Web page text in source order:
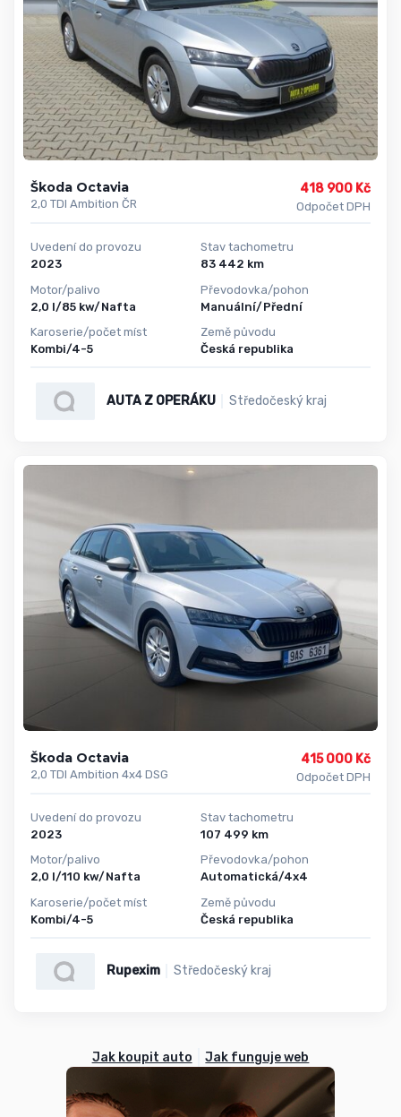
Škoda Octavia
2,0 TDI Ambition ČR
418 900 Kč
Odpočet DPH
Uvedení do provozu
2023
Motor/palivo
2,0 l/85 kw/Nafta
Karoserie/počet míst
Kombi/4-5
Stav tachometru
83 442 km
Převodovka/pohon
Manuální/Přední
Země původu
Česká republika
AUTA Z OPERÁKU Středočeský kraj
Škoda Octavia
2,0 TDI Ambition 4x4 DSG
415 000 Kč
Odpočet DPH
Uvedení do provozu
2023
Motor/palivo
2,0 l/110 kw/Nafta
Karoserie/počet míst
Kombi/4-5
Stav tachometru
107 499 km
Převodovka/pohon
Automatická/4x4
Země původu
Česká republika
Rupexim Středočeský kraj
Jak koupit auto Jak funguje web